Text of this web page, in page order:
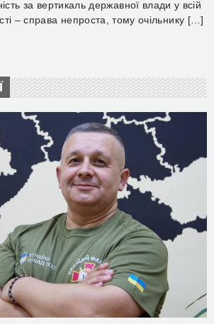
за вертикаль державної влади у всій
– справа непроста, тому очільнику […]